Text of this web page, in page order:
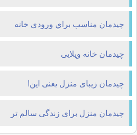
چيدمان مناسب براي ورودي خانه
چیدمان خانه ویلایی
چیدمان زیبای منزل یعنی این!
چیدمان منزل برای زندگی سالم تر